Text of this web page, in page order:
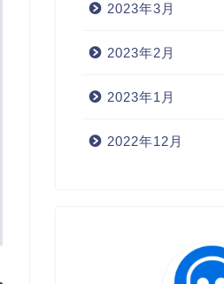
2023年3月
2023年2月
2023年1月
2022年12月